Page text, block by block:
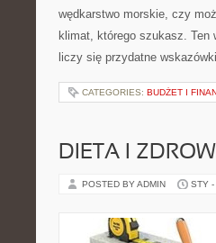
wędkarstwo morskie, czy
klimat, którego szukasz. Ten
liczy się przydatne
CATEGORIES: BUDŻET I
DIETA I
POSTED BY ADMIN STY